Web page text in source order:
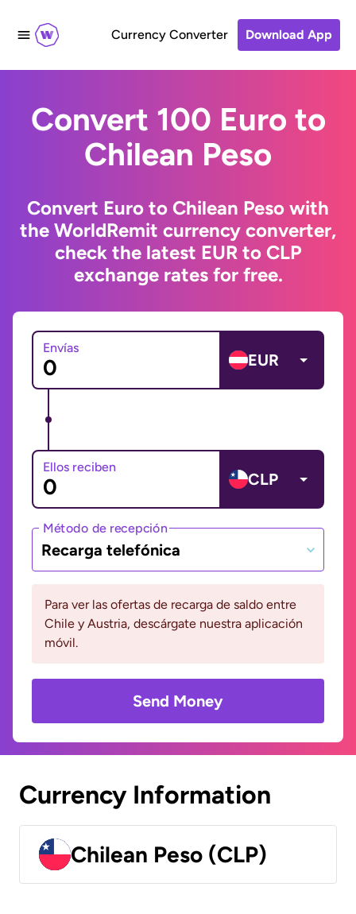
Currency Converter Download App
Convert 100 Euro to
Chilean Peso
Convert Euro to Chilean Peso with
the WorldRemit currency converter,
check the latest EUR to CLP
exchange rates for free.
Envías
EUR
Ellos reciben
CLP
Método de recepción
Recarga telefónica
Para ver las ofertas de recarga de saldo entre
Chile y Austria, descárgate nuestra aplicación
móvil.
Send Money
Currency Information
Chilean Peso (CLP)